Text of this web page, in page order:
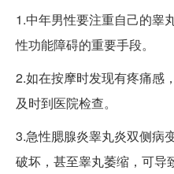
1.中年男性要注重自己的睾
性功能障碍的重要手段。
2.如在按摩时发现有疼痛感
及时到医院检查。
3.急性腮腺炎睾丸炎双侧病
破坏，甚至睾丸萎缩，可导